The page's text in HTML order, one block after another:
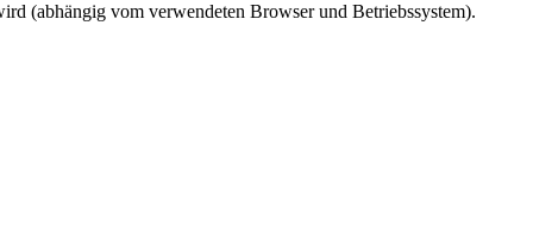
(abhängig vom verwendeten Browser und Betriebssystem).